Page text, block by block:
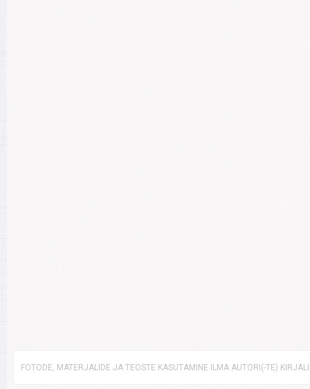
FOTODE, MATERJALIDE JA TEOSTE KASUTAMINE ILMA AUTORI(-TE)